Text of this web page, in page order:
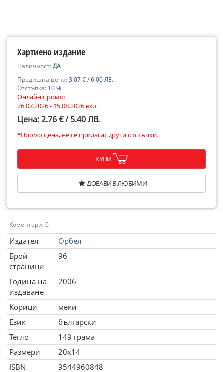
Хартиено издание
Наличност:ДА
Предишна цена:3.07 € / 6.00 ЛВ.
Отстъпка: 10 %.
Онлайн промо:
26.07.2026 - 15.08.2026 вкл.
Цена: 2.76 € / 5.40 ЛВ.
*Промо цена, не се прилагат други отстъпки.
КУПИ
ДОБАВИ В ЛЮБИМИ
Коментари: 0
Издател
Орбел
Брой
страници
96
Година на
издаване
2006
Корици
меки
Език
български
Тегло
149 грама
Размери
20x14
ISBN
9544960848